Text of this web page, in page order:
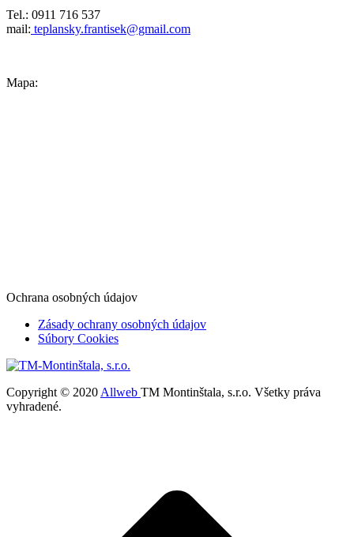
Tel.: 0911 716 537
mail: teplansky.frantisek@gmail.com
Mapa:
Ochrana osobných údajov
Zásady ochrany osobných údajov
Súbory Cookies
Copyright © 2020 Allweb TM Montinštala, s.r.o. Všetky práva
vyhradené.